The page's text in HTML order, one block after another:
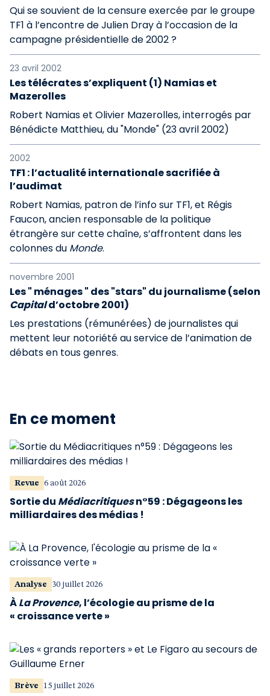
Qui se souvient de la censure exercée par le groupe
TF1 à l’encontre de Julien Dray à l’occasion de la
campagne présidentielle de 2002 ?
23 avril 2002
Les télécrates s’expliquent (1) Namias et
Mazerolles
Robert Namias et Olivier Mazerolles, interrogés par
Bénédicte Matthieu, du "Monde" (23 avril 2002)
2002
TF1 : l’actualité internationale sacrifiée à
l’audimat
Robert Namias, patron de l’info sur TF1, et Régis
Faucon, ancien responsable de la politique
étrangère sur cette chaîne, s’affrontent dans les
colonnes du Monde.
novembre 2001
Les " ménages " des "stars" du journalisme (selon
Capitald’octobre 2001)
Les prestations (rémunérées) de journalistes qui
mettent leur notoriété au service de l’animation de
débats en tous genres.
En ce moment
Revue 6 août 2026
Sortie du Médiacritiquesn°59 : Dégageons les
milliardaires des médias !
Analyse 30 juillet 2026
ÀLa Provence, l’écologie au prisme de la
« croissance verte »
Brève 15 juillet 2026